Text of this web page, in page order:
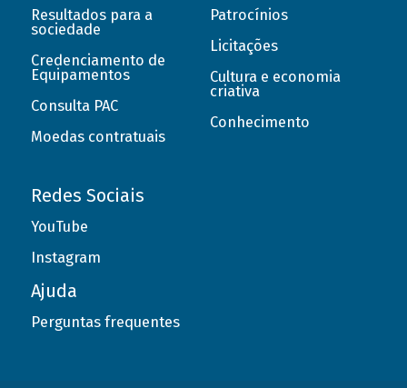
Resultados para a
sociedade
Credenciamento de
Equipamentos
Consulta PAC
Moedas contratuais
Patrocínios
Licitações
Cultura e economia
criativa
Conhecimento
Redes Sociais
YouTube
Instagram
Ajuda
Perguntas frequentes